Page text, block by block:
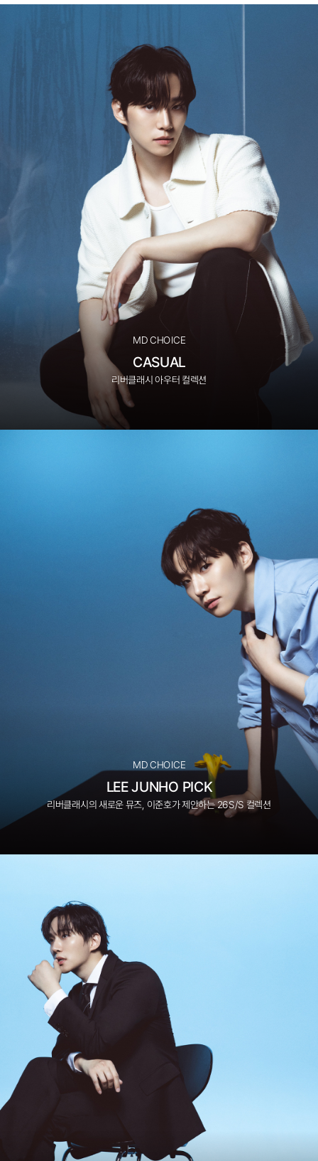
MD CHOICE
CASUAL
리버클래시 아우터 컬렉션
MD CHOICE
LEE JUNHO PICK
리버클래시의 새로운 뮤즈, 이준호가 제안하는 26S/S 컬렉션